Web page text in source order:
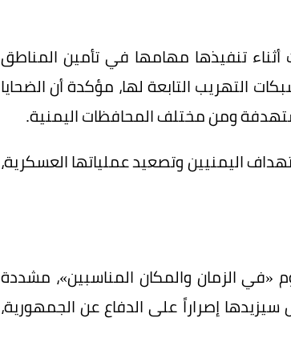
أثناء تنفيذها مهامها في تأمين المناطق
التهريب التابعة لها، مؤكدة أن الضحايا
ومن مختلف المحافظات اليمنية.
اليمنيين وتصعيد عملياتها العسكرية،
«في الزمان والمكان المناسبين»، مشددة
إصراراً على الدفاع عن الجمهورية،